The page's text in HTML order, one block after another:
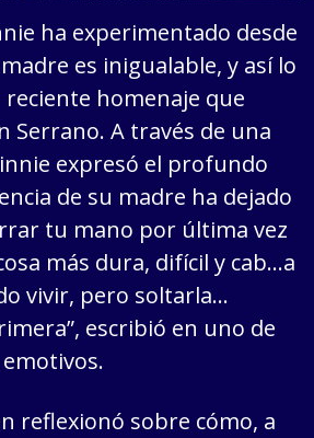
ha experimentado desde
es inigualable, y así lo
homenaje que
Serrano. A través de una
expresó el profundo
de su madre ha dejado
tu mano por última vez
más dura, difícil y cab…a
vivir, pero soltarla…
escribió en uno de
reflexionó sobre cómo, a